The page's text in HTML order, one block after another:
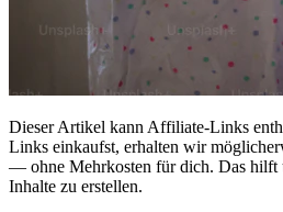
Dieser Artikel kann Affiliate-Links
Links einkaufst, erhalten wir
— ohne Mehrkosten für dich. Das hilft
Inhalte zu erstellen.